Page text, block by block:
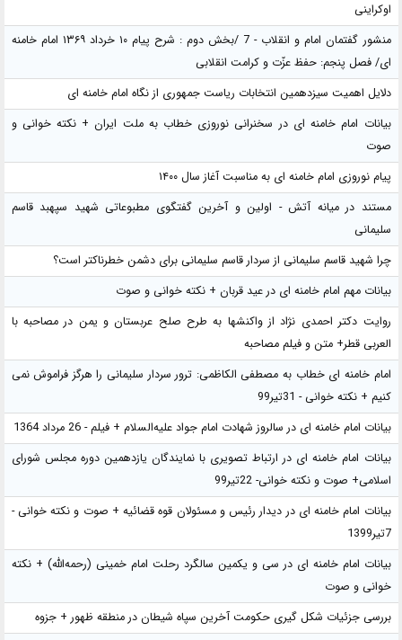
اوکراینی
منشور گفتمان امام و انقلاب - 7 /بخش دوم : شرح پیام ۱۰ خرداد ۱۳۶۹ امام خامنه
ای/ فصل پنجم: حفظ عزّت و کرامت انقلابی
دلایل اهمیت سیزدهمین انتخابات ریاست جمهوری از نگاه امام خامنه ای
بیانات امام خامنه ای در سخنرانی نوروزی خطاب به ملت ایران + نکته خوانی و
صوت
پیام نوروزی امام خامنه ای به مناسبت آغاز سال ۱۴۰۰
مستند در میانه آتش - اولین و آخرین گفتگوی مطبوعاتی شهید سپهبد قاسم
سلیمانی
چرا شهید قاسم سلیمانی از سردار قاسم سلیمانی برای دشمن خطرناکتر است؟
بیانات مهم امام خامنه ای در عید قربان + نکته خوانی و صوت
روایت دکتر احمدی نژاد از واکنشها به طرح صلح عربستان و یمن در مصاحبه با
العربی قطر+ متن و فیلم مصاحبه
امام خامنه ای خطاب به مصطفی الکاظمی: ترور سردار سلیمانی را هرگز فراموش نمی
کنیم + نکته خوانی - 31تیر99
بیانات امام خامنه ای در سالروز شهادت امام جواد علیه‌السلام + فیلم - 26 مرداد 1364
بیانات امام خامنه ای در ارتباط تصویری با نمایندگان یازدهمین دوره مجلس شورای
اسلامی+ صوت و نکته خوانی- 22تیر99
بیانات امام خامنه ای در دیدار رئیس و مسئولان قوه قضائیه + صوت و نکته خوانی -
7تیر1399
بیانات امام خامنه ای در سی و یکمین سالگرد رحلت امام خمینی (رحمه‌الله) + نکته
خوانی و صوت
بررسی جزئیات شکل گیری حکومت آخرین سپاه شیطان در منطقه ظهور + جزوه